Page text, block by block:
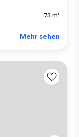
73 m²
Mehr sehen